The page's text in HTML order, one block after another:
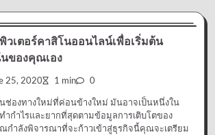
เตอร์คาสิโนออนไลน์เพื่อเริ่มต้น
ของคุณเอง
25, 2020 1 min 0
นช่องทางใหม่ที่ค่อนข้างใหม่ มันอาจเป็นหนึ่งใน
ำกำไรและยากที่สุดตามข้อมูลการเติบโตของ
ำลังพิจารณาที่จะก้าวเข้าสู่ธุรกิจนี้คุณจะเตรียม